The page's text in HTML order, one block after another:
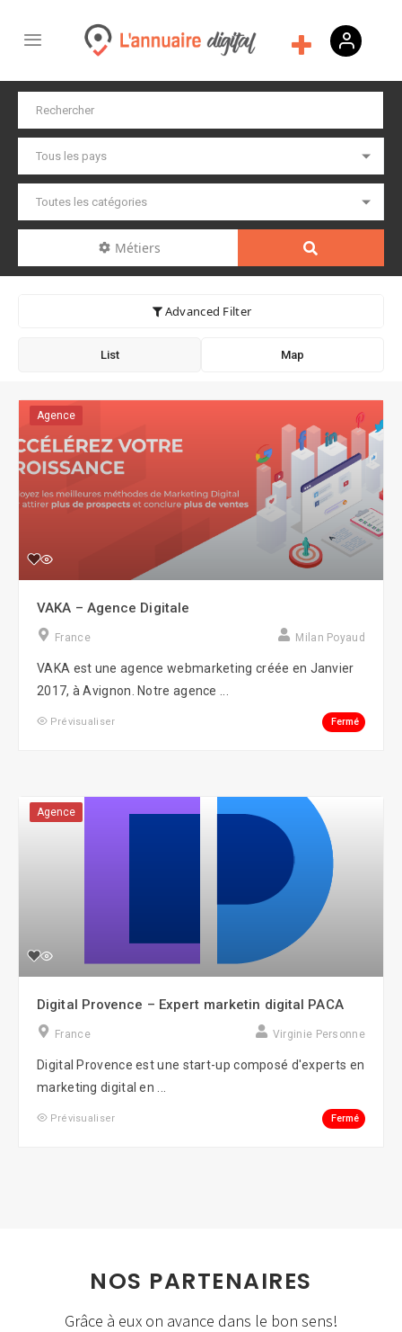
Métiers
Advanced Filter
List Map
Agence
VAKA – Agence Digitale
France Milan Poyaud
VAKA est une agence webmarketing créée en Janvier
2017, à Avignon. Notre agence ...
Prévisualiser Fermé
Agence
Digital Provence – Expert marketin digital PACA
France Virginie Personne
Digital Provence est une start-up composé d'experts en
marketing digital en ...
Prévisualiser Fermé
NOS PARTENAIRES
Grâce à eux on avance dans le bon sens!